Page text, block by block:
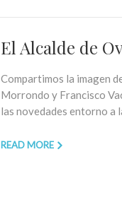
El Alcalde de
Compartimos la imagen
Morrondo y Francisco
las novedades entorno a
READ MORE